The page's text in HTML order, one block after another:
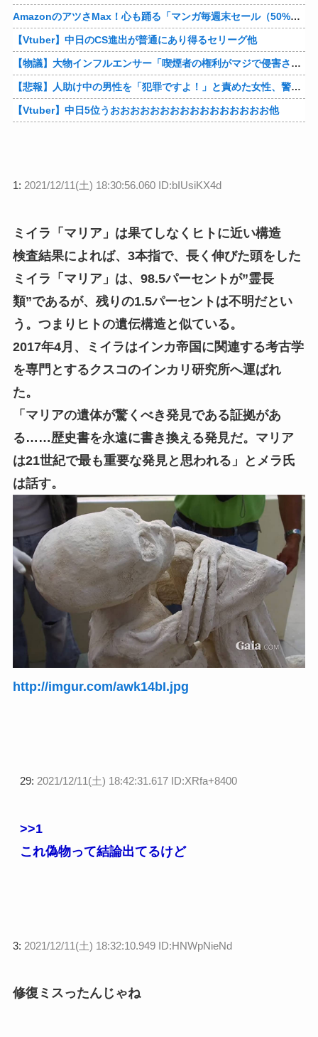
AmazonのアツさMax！心も踊る「マンガ毎週末セール（50%還元）」2日目襲来！他
【Vtuber】中日のCS進出が普通にあり得るセリーグ他
【物議】大物インフルエンサー「喫煙者の権利がマジで侵害されてる。いくら税金払ってるんだ」他
【悲報】人助け中の男性を「犯罪ですよ！」と責めた女性、警察が来た瞬間逃げる他
【Vtuber】中日5位うおおおおおおおおおおおおおおおお他
1: 2021/12/11(土) 18:30:56.060 ID:bIUsiKX4d
ミイラ「マリア」は果てしなくヒトに近い構造
検査結果によれば、3本指で、長く伸びた頭をした
ミイラ「マリア」は、98.5パーセントが”霊長
類”であるが、残りの1.5パーセントは不明だとい
う。つまりヒトの遺伝構造と似ている。
2017年4月、ミイラはインカ帝国に関連する考古学
を専門とするクスコのインカリ研究所へ運ばれ
た。
「マリアの遺体が驚くべき発見である証拠があ
る……歴史書を永遠に書き換える発見だ。マリア
は21世紀で最も重要な発見と思われる」とメラ氏
は話す。
http://imgur.com/awk14bI.jpg
29: 2021/12/11(土) 18:42:31.617 ID:XRfa+8400
>>1
これ偽物って結論出てるけど
3: 2021/12/11(土) 18:32:10.949 ID:HNWpNieNd
修復ミスったんじゃね